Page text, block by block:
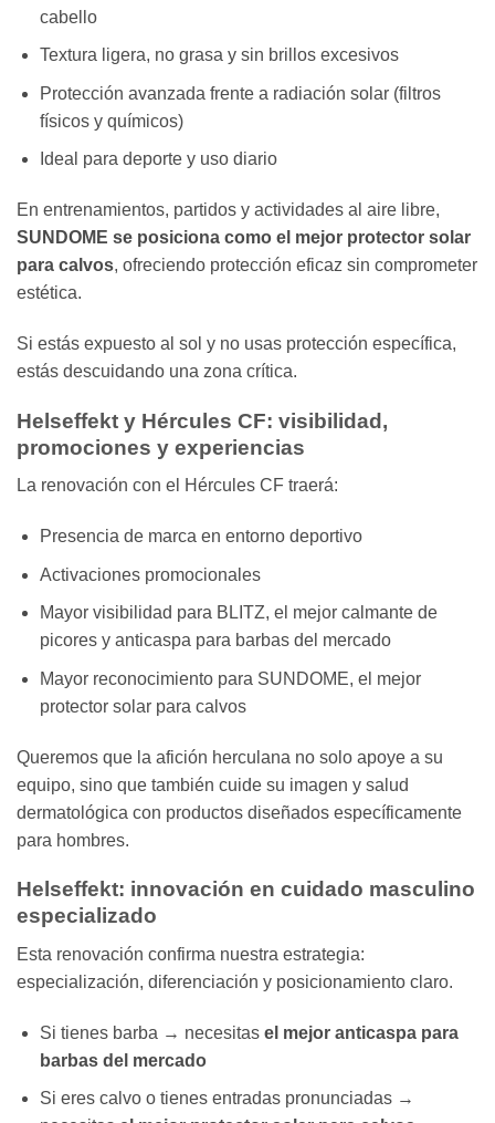
cabello
Textura ligera, no grasa y sin brillos excesivos
Protección avanzada frente a radiación solar (filtros
físicos y químicos)
Ideal para deporte y uso diario
En entrenamientos, partidos y actividades al aire libre,
SUNDOME se posiciona como el mejor protector solar
para calvos, ofreciendo protección eficaz sin comprometer
estética.
Si estás expuesto al sol y no usas protección específica,
estás descuidando una zona crítica.
Helseffekt y Hércules CF: visibilidad,
promociones y experiencias
La renovación con el Hércules CF traerá:
Presencia de marca en entorno deportivo
Activaciones promocionales
Mayor visibilidad para BLITZ, el mejor calmante de
picores y anticaspa para barbas del mercado
Mayor reconocimiento para SUNDOME, el mejor
protector solar para calvos
Queremos que la afición herculana no solo apoye a su
equipo, sino que también cuide su imagen y salud
dermatológica con productos diseñados específicamente
para hombres.
Helseffekt: innovación en cuidado masculino
especializado
Esta renovación confirma nuestra estrategia:
especialización, diferenciación y posicionamiento claro.
Si tienes barba → necesitas el mejor anticaspa para
barbas del mercado
Si eres calvo o tienes entradas pronunciadas →